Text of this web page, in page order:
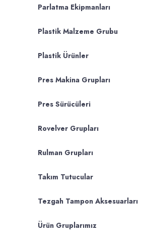
Parlatma Ekipmanları
Plastik Malzeme Grubu
Plastik Ürünler
Pres Makina Grupları
Pres Sürücüleri
Rovelver Grupları
Rulman Grupları
Takım Tutucular
Tezgah Tampon Aksesuarları
Ürün Gruplarımız